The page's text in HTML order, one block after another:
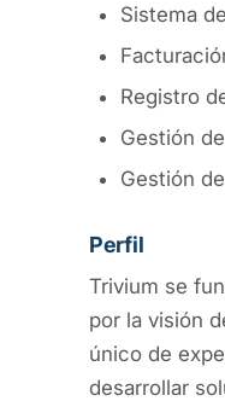
Sistema
Registro
Gestión
Gestión
Perfil
Trivium se
por la visión
único de
desarrollar